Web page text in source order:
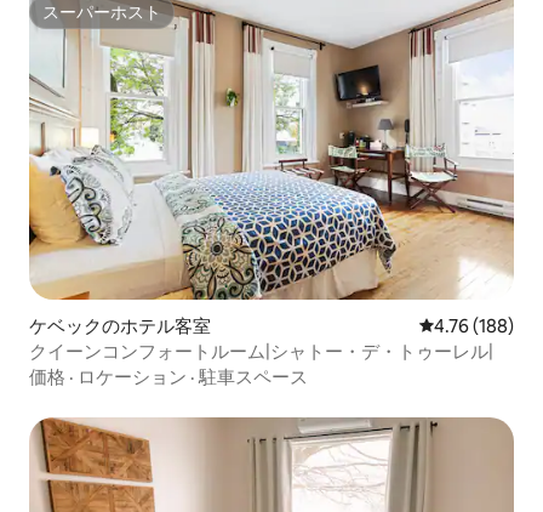
スーパーホスト
スーパーホスト
ケベックのホテル客室 レビュー188
4.76 (188)
クイーンコンフォートルーム|シャトー・デ・トゥーレル|
価格 · ロケーション · 駐車スペース